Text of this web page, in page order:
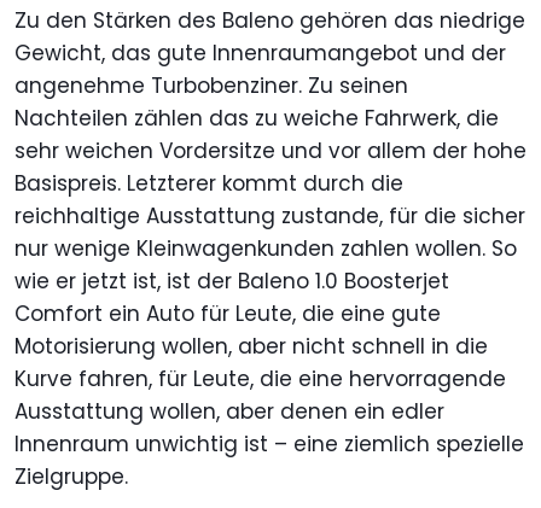
Zu den Stärken des Baleno gehören das niedrige
Gewicht, das gute Innenraumangebot und der
angenehme Turbobenziner. Zu seinen
Nachteilen zählen das zu weiche Fahrwerk, die
sehr weichen Vordersitze und vor allem der hohe
Basispreis. Letzterer kommt durch die
reichhaltige Ausstattung zustande, für die sicher
nur wenige Kleinwagenkunden zahlen wollen. So
wie er jetzt ist, ist der Baleno 1.0 Boosterjet
Comfort ein Auto für Leute, die eine gute
Motorisierung wollen, aber nicht schnell in die
Kurve fahren, für Leute, die eine hervorragende
Ausstattung wollen, aber denen ein edler
Innenraum unwichtig ist – eine ziemlich spezielle
Zielgruppe.